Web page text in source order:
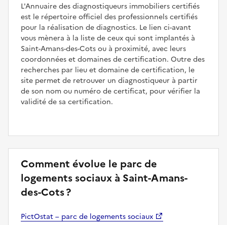
L'Annuaire des diagnostiqueurs immobiliers certifiés
est le répertoire officiel des professionnels certifiés
pour la réalisation de diagnostics. Le lien ci-avant
vous mènera à la liste de ceux qui sont implantés à
Saint-Amans-des-Cots ou à proximité, avec leurs
coordonnées et domaines de certification. Outre des
recherches par lieu et domaine de certification, le
site permet de retrouver un diagnostiqueur à partir
de son nom ou numéro de certificat, pour vérifier la
validité de sa certification.
Comment évolue le parc de
logements sociaux à Saint-Amans-
des-Cots ?
PictOstat – parc de logements sociaux